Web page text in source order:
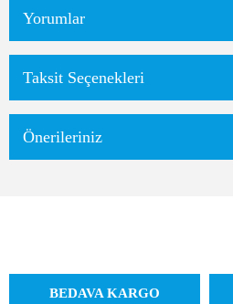
Yorumlar
Taksit Seçenekleri
Önerileriniz
BEDAVA KARGO